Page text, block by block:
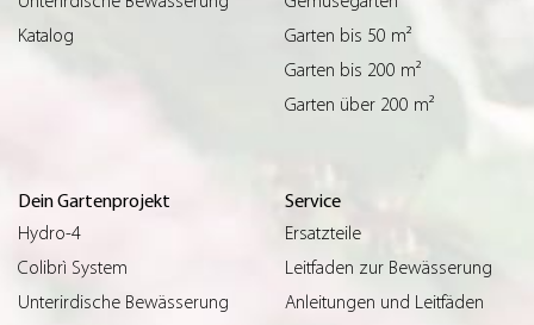
Katalog
Garten bis 50 m²
Garten bis 200 m²
Garten über 200 m²
Dein Gartenprojekt
Hydro-4
Colibrì System
Unterirdische Bewässerung
Service
Ersatzteile
Leitfaden zur Bewässerung
Anleitungen und Leitfäden